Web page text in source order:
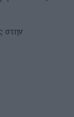
στην